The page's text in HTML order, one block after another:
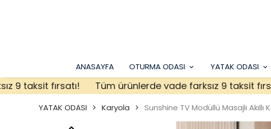
ANASAYFA OTURMA ODASI YATAK ODASI
fırsatı! Tüm ürünlerde vade farksız 9 taksit fırsatı!
YATAK ODASI Karyola Sunshine TV Modüllü Masajlı Akıllı